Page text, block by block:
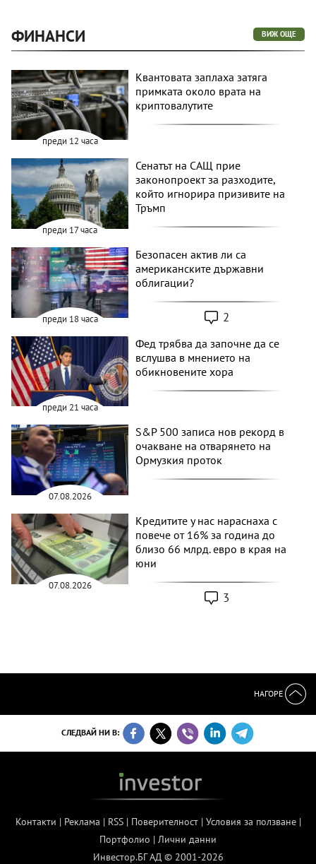
ФИНАНСИ ВИЖ ОЩЕ
преди 12 часа
Квантовата заплаха затяга
примката около врата на
криптовалутите
преди 17 часа
Сенатът на САЩ прие
законопроект за разходите,
който игнорира призивите на
Тръмп
преди 18 часа
Безопасен актив ли са
американските държавни
облигации?
2
преди 21 часа
Фед трябва да започне да се
вслушва в мнението на
обикновените хора
07.08.2026
S&P 500 записа нов рекорд в
очакване на отварянето на
Ормузкия проток
07.08.2026
Кредитите у нас нараснаха с
повече от 16% за година до
близо 66 млрд. евро в края на
юни
3
НАГОРЕ
СЛЕДВАЙ НИ В:
Контакти | Реклама | RSS| Поверителност| Условия за ползване|
Портфолио | Лични данни
Инвестор.БГ АД © 2001-2026